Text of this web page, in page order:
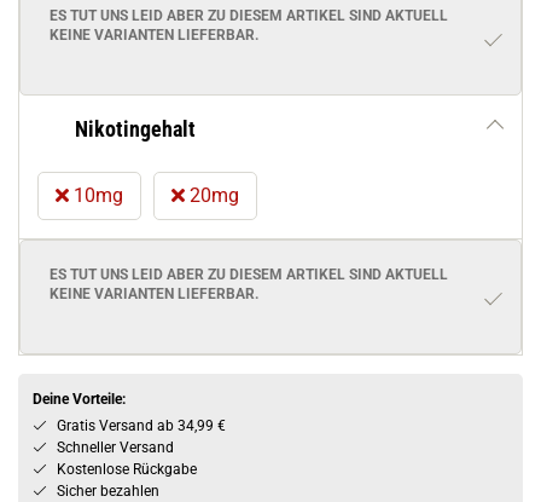
ES TUT UNS LEID ABER ZU DIESEM ARTIKEL SIND AKTUELL
KEINE VARIANTEN LIEFERBAR.
Nikotingehalt
10mg 20mg
ES TUT UNS LEID ABER ZU DIESEM ARTIKEL SIND AKTUELL
KEINE VARIANTEN LIEFERBAR.
Deine Vorteile:
Gratis Versand ab 34,99 €
Schneller Versand
Kostenlose Rückgabe
Sicher bezahlen